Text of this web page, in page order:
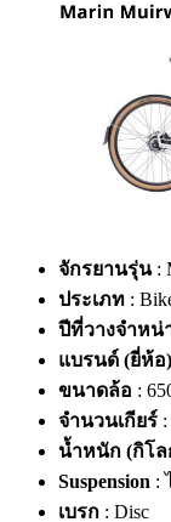
จักรยานรุ่น:
ประเภท :
ปีที่วางจำหน่
แบรนด์ (ยี่ห้อ)
ขนาดล้อ :
จำนวนเกียร์
น้ำหนัก (กิโ
Suspension :
เบรก : Disc